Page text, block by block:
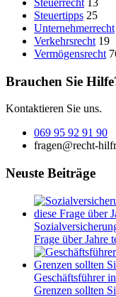
Steuertipps 25
Unternehmerrecht
Verkehrsrecht 19
Vermögensrecht
Brauchen Sie
Kontaktieren Sie uns.
069 95 92 91 90
fragen@recht-
Neuste Beiträge
Frage über Jahre
Geschäftsführer
Grenzen sollten